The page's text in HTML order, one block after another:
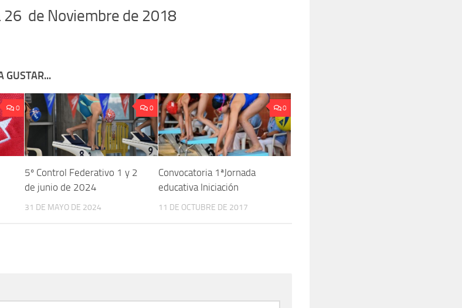
26 de Noviembre de 2018
GUSTAR...
0 0
5º Control Federativo 1 y 2
de junio de 2024
31 DE MAYO DE 2024
0
Convocatoria 1ªJornada
educativa Iniciación
11 DE OCTUBRE DE 2017